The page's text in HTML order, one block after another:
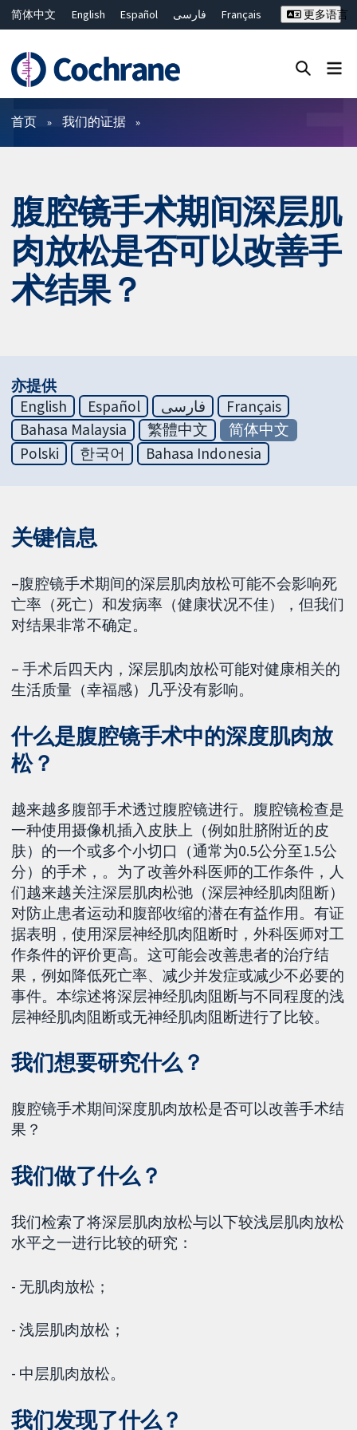
简体中文 English Español فارسی
Français
ไทย
繁體中文
更多语言
过滤
首页 我们的证据
腹腔镜手术期间深层肌
肉放松是否可以改善手
术结果？
亦提供
English
Español فارسی
Français
Bahasa Malaysia
繁體中文
简体中文
Polski
한국어 Bahasa Indonesia
关键信息
–腹腔镜手术期间的深层肌肉放松可能不会影响死
亡率（死亡）和发病率（健康状况不佳），但我们
对结果非常不确定。
– 手术后四天内，深层肌肉放松可能对健康相关的
生活质量（幸福感）几乎没有影响。
什么是腹腔镜手术中的深度肌肉放
松？
越来越多腹部手术透过腹腔镜进行。腹腔镜检查是
一种使用摄像机插入皮肤上（例如肚脐附近的皮
肤）的一个或多个小切口（通常为0.5公分至1.5公
分）的手术，。为了改善外科医师的工作条件，人
们越来越关注深层肌肉松弛（深层神经肌肉阻断）
对防止患者运动和腹部收缩的潜在有益作用。有证
据表明，使用深层神经肌肉阻断时，外科医师对工
作条件的评价更高。这可能会改善患者的治疗结
果，例如降低死亡率、减少并发症或减少不必要的
事件。本综述将深层神经肌肉阻断与不同程度的浅
层神经肌肉阻断或无神经肌肉阻断进行了比较。
我们想要研究什么？
腹腔镜手术期间深度肌肉放松是否可以改善手术结
果？
我们做了什么？
我们检索了将深层肌肉放松与以下较浅层肌肉放松
水平之一进行比较的研究：
- 无肌肉放松；
- 浅层肌肉放松；
- 中层肌肉放松。
我们发现了什么？